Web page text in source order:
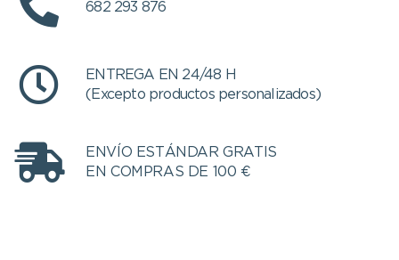
682 293 876
ENTREGA EN 24/48 H
(Excepto productos personalizados)
ENVÍO ESTÁNDAR GRATIS
EN COMPRAS DE 100 €